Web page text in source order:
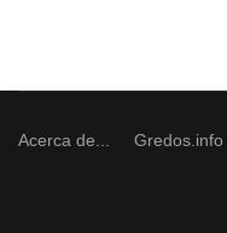
Acerca de... Gredos.info